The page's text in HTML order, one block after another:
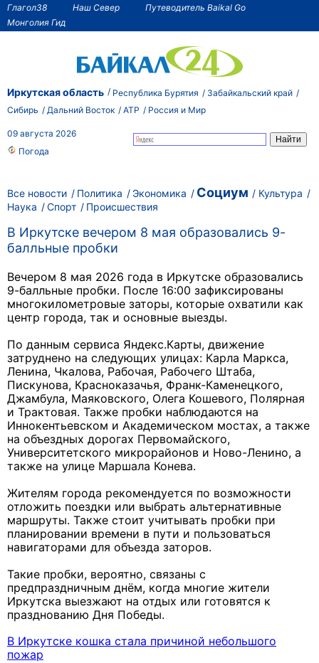
Глагол38 Наш Север
Путеводитель Baikal Go
Монголия Гид
Иркутская область Республика Бурятия
Забайкальский край
Сибирь
Дальний Восток АТР Россия и Мир
09 августа 2026
Погода
Все новости Политика Экономика Социум
Культура
Наука
Спорт Происшествия
В Иркутске вечером 8 мая образовались 9-
балльные пробки
Вечером 8 мая 2026 года в Иркутске образовались
9-балльные пробки. После 16:00 зафиксированы
многокилометровые заторы, которые охватили как
центр города, так и основные выезды.
По данным сервиса Яндекс.Карты, движение
затруднено на следующих улицах: Карла Маркса,
Ленина, Чкалова, Рабочая, Рабочего Штаба,
Пискунова, Красноказачья, Франк-Каменецкого,
Джамбула, Маяковского, Олега Кошевого, Полярная
и Трактовая. Также пробки наблюдаются на
Иннокентьевском и Академическом мостах, а также
на объездных дорогах Первомайского,
Университетского микрорайонов и Ново-Ленино, а
также на улице Маршала Конева.
Жителям города рекомендуется по возможности
отложить поездки или выбрать альтернативные
маршруты. Также стоит учитывать пробки при
планировании времени в пути и пользоваться
навигаторами для объезда заторов.
Такие пробки, вероятно, связаны с
предпраздничным днём, когда многие жители
Иркутска выезжают на отдых или готовятся к
празднованию Дня Победы.
В Иркутске кошка стала причиной небольшого
пожар